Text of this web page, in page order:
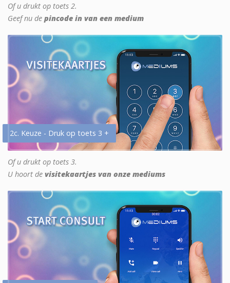
Of u drukt op toets 2.
Geef nu de pincode in van een medium
2c. Keuze - Druk op toets 3 +
Of u drukt op toets 3.
U hoort de visitekaartjes van onze mediums